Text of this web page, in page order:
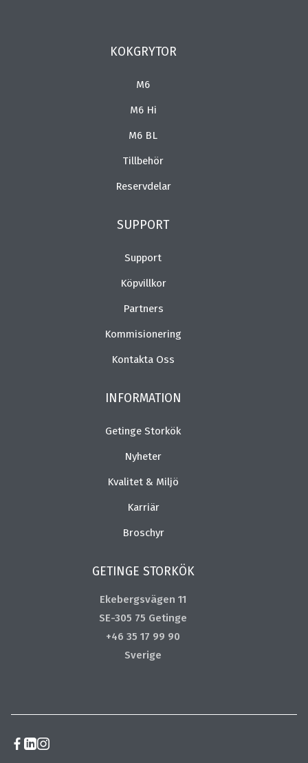
KOKGRYTOR
M6
M6 Hi
M6 BL
Tillbehör
Reservdelar
SUPPORT
Support
Köpvillkor
Partners
Kommisionering
Kontakta Oss
INFORMATION
Getinge Storkök
Nyheter
Kvalitet & Miljö
Karriär
Broschyr
GETINGE STORKÖK
Ekebergsvägen 11
SE-305 75 Getinge
+46 35 17 99 90
Sverige